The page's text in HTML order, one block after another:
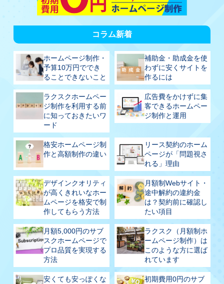
コラム新着
ホームページ制作・
予算10万円ででき
ることできないこと
補助金・助成金を使
わずに安くサイトを
作るには
ラクスクホームペー
ジ制作を利用する前
に知っておきたいワ
ード
広告費をかけずに集
客できるホームペー
ジ制作と運用
格安ホームページ制
作と高額制作の違い
リース契約のホーム
ページが「問題視さ
れる」理由
デザインクオリティ
が高くきれいなホー
ムページを格安で制
作してもらう方法
月額制Webサイト・
途中解約の違約金
は？契約前に確認し
たい項目
月額5,000円のサブ
スクホームページで
プロ品質を実現する
方法
ラクスク（月額制ホ
ームページ制作）は
このような方に選ば
れています
安くても安っぽくな
初期費用0円のサブ